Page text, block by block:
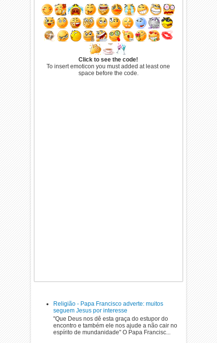
Click to see the code!
To insert emoticon you must added at least one
space before the code.
Religião - Papa Francisco adverte: muitos
seguem Jesus por interesse
"Que Deus nos dê esta graça do estupor do
encontro e também ele nos ajude a não cair no
espírito de mundanidade" O Papa Francisc...